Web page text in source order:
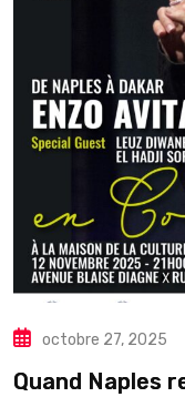
octobre 27, 2025
Quand Naples